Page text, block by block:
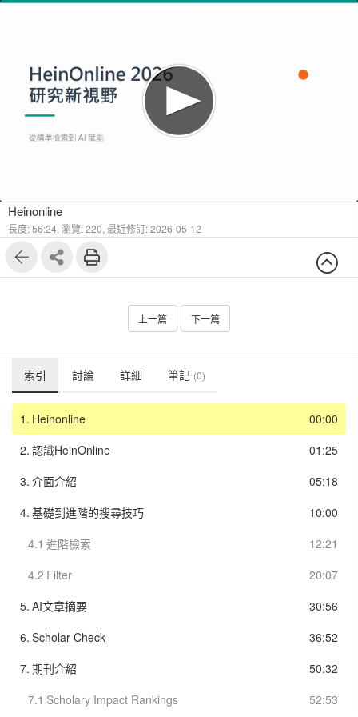
Heinonline
長度: 56:24, 瀏覽: 220, 最近修訂: 2026-05-12
上一篇 下一篇
索引 討論 詳細 筆記 (0)
00:00
1. Heinonline
01:25
2. 認識HeinOnline
05:18
3. 介面介紹
10:00
4. 基礎到進階的搜尋技巧
12:21
4.1 進階檢索
20:07
4.2 Filter
30:56
5. AI文章摘要
36:52
6. Scholar Check
50:32
7. 期刊介紹
52:53
7.1 Scholary Impact Rankings